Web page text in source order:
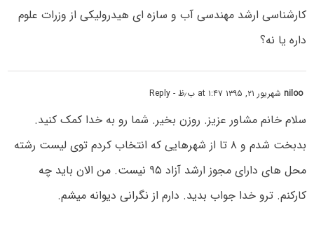
کارشناسی ارشد مهندسی آب و سازه ای هیدرولیکی از وزرات علوم
داره یا نه؟
nilooشهریور ۲۱, ۱۳۹۵ at ۱:۴۷ ب٫ظ - Reply
سلام خانم مشاور عزیز. روزن بخیر. شما رو به خدا کمک کنید.
بدبخت شدم و ۸ تا از شهرهایی که انتخاب کردم توی لیست رشته
محل های دارای مجوز ارشد آزاد ۹۵ نیست. من الان باید چه
کارکنم. ترو خدا جواب بدید. دارم از نگرانی دیوانه میشم.